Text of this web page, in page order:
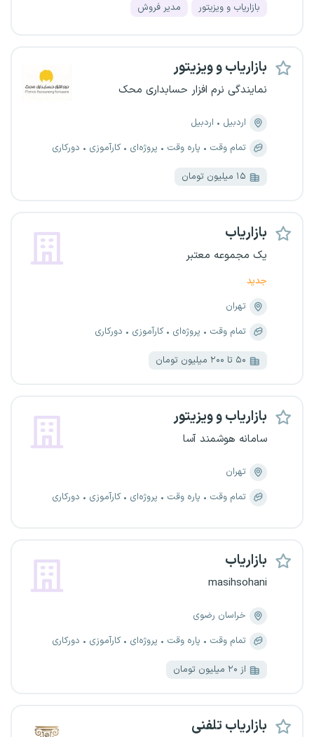
بازاریاب و ویزیتور مدیر فروش
بازاریاب و ویزیتور
نمایندگی نرم افزار حسابداری محک
اردبیل
اردبیل
تمام وقت
پاره وقت پروژه‌ای کارآموزی دورکاری
۱۵ میلیون تومان
بازاریاب
یک مجموعه معتبر
جدید
تهران
تمام وقت
پروژه‌ای کارآموزی دورکاری
۵۰ تا ۲۰۰ میلیون تومان
بازاریاب و ویزیتور
سامانه هوشمند آسا
تهران
تمام وقت
پاره وقت پروژه‌ای کارآموزی دورکاری
بازاریاب
masihsohani
خراسان رضوی
تمام وقت
پاره وقت پروژه‌ای کارآموزی دورکاری
از ۲۰ میلیون تومان
بازاریاب تلفنی